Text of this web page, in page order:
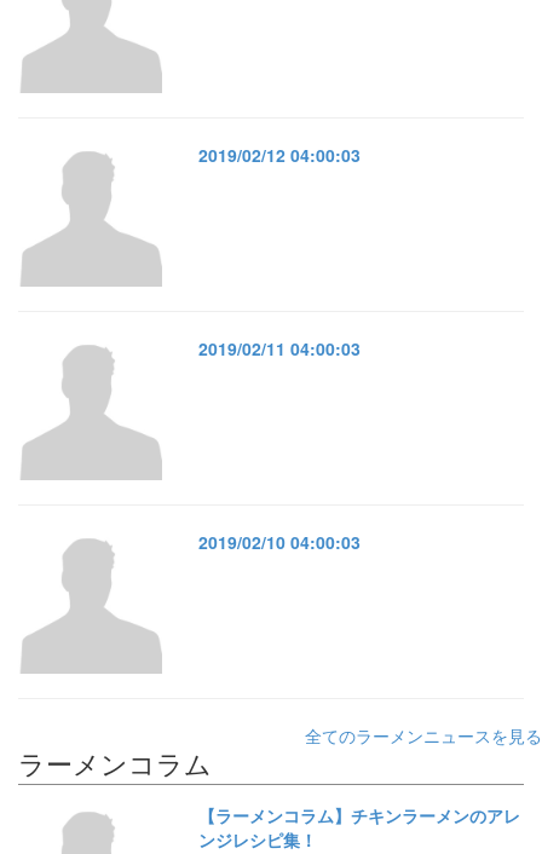
2019/02/12 04:00:03
2019/02/11 04:00:03
2019/02/10 04:00:03
全てのラーメンニュースを見る
ラーメンコラム
【ラーメンコラム】チキンラーメンのアレ
ンジレシピ集！